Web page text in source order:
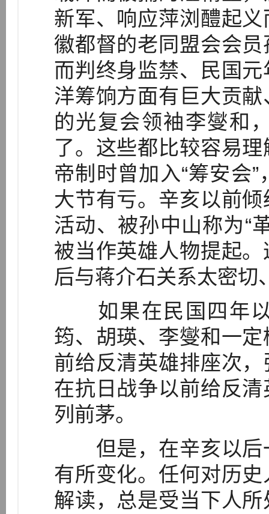
新军、响应萍浏醴起
徽都督的老同盟会会
而判终身监禁、民国
洋筹饷方面有巨大贡
的光复会领袖李燮和
了。这些都比较容易
帝制时曾加入“筹安会
大节有亏。辛亥以前
活动、被孙中山称为“
被当作英雄人物提起
后与蒋介石关系太密切
如果在民国四年以
筠、胡瑛、李燮和一
前给反清英雄排座次
在抗日战争以前给反
列前茅。
但是，在辛亥以后
有所变化。任何对历
解读，总是受当下人